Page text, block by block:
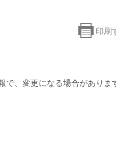
印刷
、変更になる場合がありま